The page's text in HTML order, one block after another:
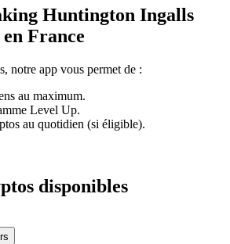
Huntington Ingalls
France
notre app vous permet de :
au maximum.
Level Up.
au quotidien (si éligible).
disponibles